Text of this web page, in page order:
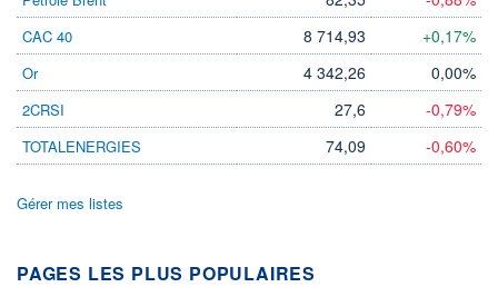
0,23%
DERNIER
DIVIDENDE DERNIER
DIVIDENDE
08/07/24
-
PEA PEA-PME
CAC 40 8 714,93 +0,17%
Or 4 342,26 0,00%
2CRSI 27,6 -0,79%
TOTALENERGIES 74,09 -0,60%
Gérer mes listes
PAGES LES PLUS POPULAIRES